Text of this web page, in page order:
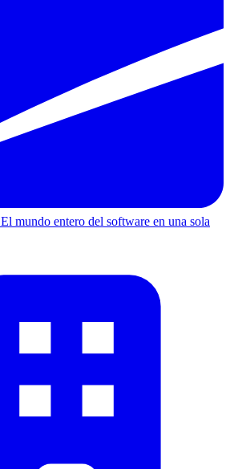
El mundo entero del software en una sola